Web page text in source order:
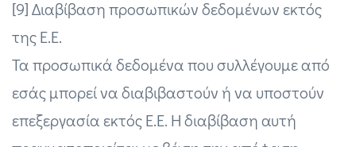
[9] Διαβίβαση προσωπικών δεδομένων εκτός
της Ε.Ε.
Τα προσωπικά δεδομένα που συλλέγουμε από
εσάς μπορεί να διαβιβαστούν ή να υποστούν
επεξεργασία εκτός Ε.Ε. Η διαβίβαση αυτή